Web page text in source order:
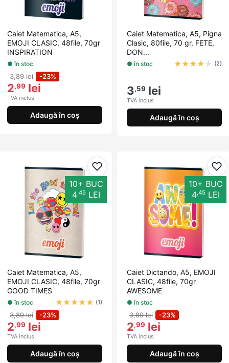
Caiet Matematica, A5,
EMOJI CLASIC, 48file, 70gr
INSPIRATION
● în stoc
3,89 lei -23%
2,99 lei
TVA inclus
Adaugă în coș
Caiet Matematica, A5, Pigna
Clasic, 80file, 70 gr, FETE,
DON...
● în stoc ★★★★ ★ (2)
3,59 lei
TVA inclus
Adaugă în coș
Adaugă la favorite
10+ BUC
4,45LEI
Caiet Matematica, A5,
EMOJI CLASIC, 48file, 70gr
GOOD TIMES
● în stoc ★★★★★ (1)
3,89 lei -23%
2,99 lei
TVA inclus
Adaugă în coș
10+ BUC
4,45LEI
Caiet Dictando, A5, EMOJI
CLASIC, 48file, 70gr
AWESOME
● în stoc
3,89 lei -23%
2,99 lei
TVA inclus
Adaugă în coș